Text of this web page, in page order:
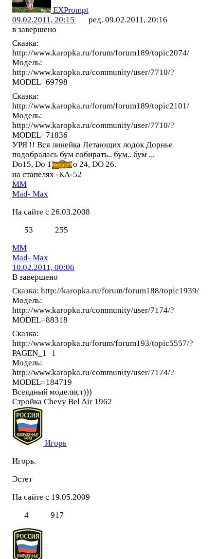
EXPrompt
09.02.2011, 20:15
ред. 09.02.2011, 20:16
в завершено
Сказка:
http://www.karopka.ru/forum/forum189/topic2074/
Модель:
http://www.karopka.ru/community/user/7710/?
MODEL=69798
Сказка:
http://www.karopka.ru/forum/forum189/topic2101/
Модель:
http://www.karopka.ru/community/user/7710/?
MODEL=71836
УРЯ !! Вся линейка Летающих лодок Дорнье
подобралась бум собирать.. бум.. бум ...
Do15, Do 1
o 24, DO 26.
на стапелях -КА-52
MM
Mad- Max
На сайте с 26.03.2008
53
255
MM
Mad- Max
10.02.2011, 00:06
В завершено
Сказка: http://karopka.ru/forum/forum188/topic1939/
Модель:
http://www.karopka.ru/community/user/7174/?
MODEL=88318
Сказка:
http://www.karopka.ru/forum/forum193/topic5557/?
PAGEN_1=1
Модель:
http://www.karopka.ru/community/user/7174/?
MODEL=184719
Всеядный моделист)))
Стройка Chevy Bel Air 1962
Игорь
Игорь.
Эстет
На сайте с 19.05.2009
4
917